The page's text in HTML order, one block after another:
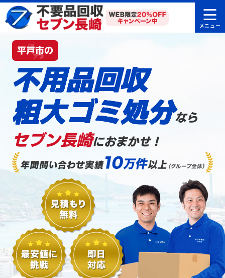
平戸市の
不用品回収
粗大ゴミ処分なら
セブン長崎におまかせ！